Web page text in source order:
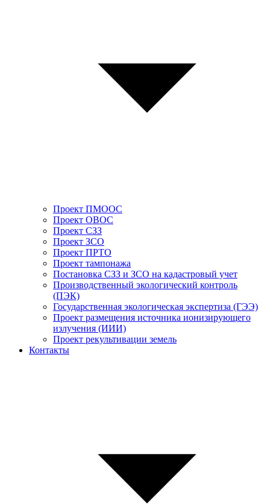
Проект ПМООС
Проект ОВОС
Проект СЗЗ
Проект ЗСО
Проект ПРТО
Проект тампонажа
Постановка СЗЗ и ЗСО на кадастровый учет
Производственный экологический контроль
(ПЭК)
Государственная экологическая экспертиза (ГЭЭ)
Проект размещения источника ионизирующего
излучения (ИИИ)
Проект рекультивации земель
Контакты